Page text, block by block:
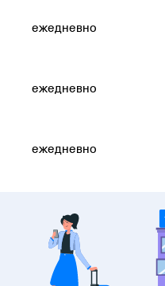
ежедневно
ежедневно
ежедневно